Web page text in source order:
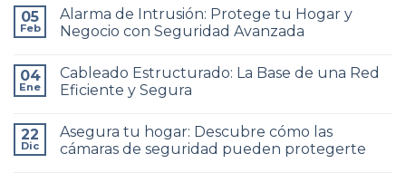
comentarios
en
Portería
Edificios:
Seguridad
y
todo
momento
05
Feb
Alarma de Intrusión: Protege tu Hogar y
Negocio con Seguridad Avanzada
comentarios
en
Alarma
Protege
tu
Hogar
04
Ene
Cableado Estructurado: La Base de una Red
Eficiente y Segura
comentarios
en
Cableado
22
Dic
Asegura tu hogar: Descubre cómo las
cámaras de seguridad pueden protegerte